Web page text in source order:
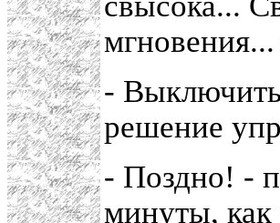
-
решение
- Поздно! -
минуты, как